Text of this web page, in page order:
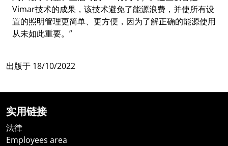
Vimar技术的成果，该技术避免了能源浪费，并使所有设
置的照明管理更简单、更方便，因为了解正确的能源使用
从未如此重要。”
出版于 18/10/2022
实用链接
法律
Employees area